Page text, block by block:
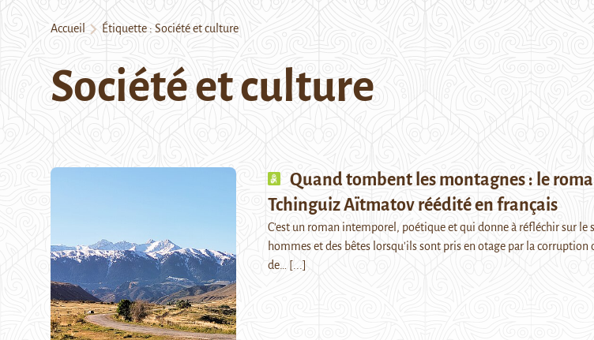
Accueil Étiquette : Société et culture
Société et culture
Quand tombent les montagnes : le
Tchinguiz Aïtmatov réédité en français
C'est un roman intemporel, poétique et qui donne à réfléchir sur le
hommes et des bêtes lorsqu'ils sont pris en otage par la corruption
de…
[...]